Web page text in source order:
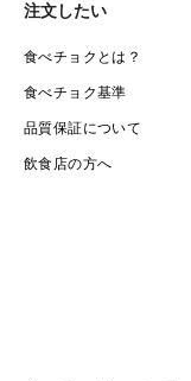
注文したい
食べチョクとは？
食べチョク基準
品質保証について
飲食店の方へ